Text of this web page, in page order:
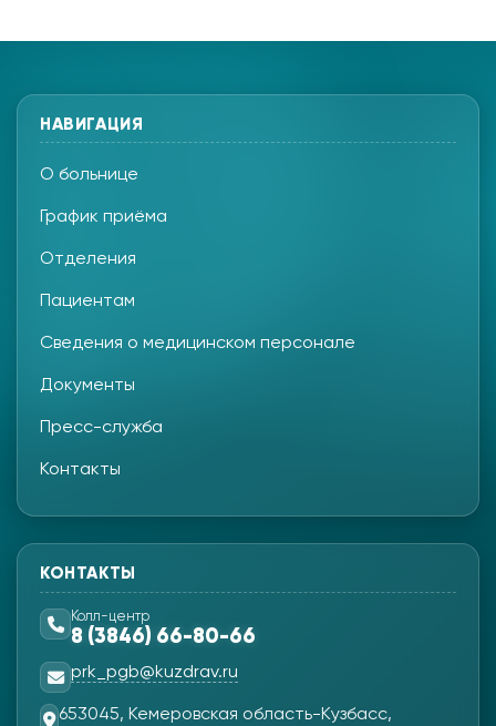
НАВИГАЦИЯ
О больнице
График приёма
Отделения
Пациентам
Сведения о медицинском персонале
Документы
Пресс-служба
Контакты
КОНТАКТЫ
Колл-центр
8 (3846) 66-80-66
prk_pgb@kuzdrav.ru
653045, Кемеровская область-Кузбасс,